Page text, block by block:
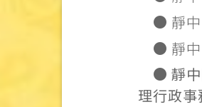
● 靜中
● 靜中
●靜
理行政事